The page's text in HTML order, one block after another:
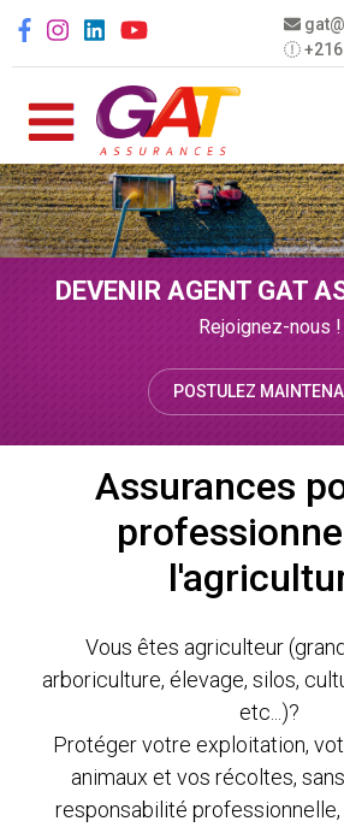
Social menu
DEVENIR AGENT GAT
Rejoignez-nous !
POSTULEZ
Assurances
Vous êtes agriculteur
arboriculture, élevage, silos,
etc...)?
Protéger votre exploitation,
animaux et vos récoltes,
responsabilité professionnelle,